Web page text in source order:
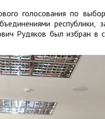
голосования по
Рудяков был избран в